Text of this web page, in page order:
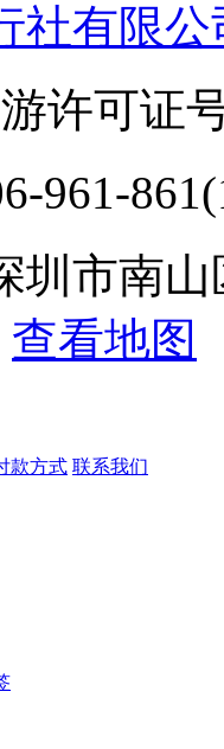
社有限
许可证
961-
圳市南
查看地图
款方式 联系我们